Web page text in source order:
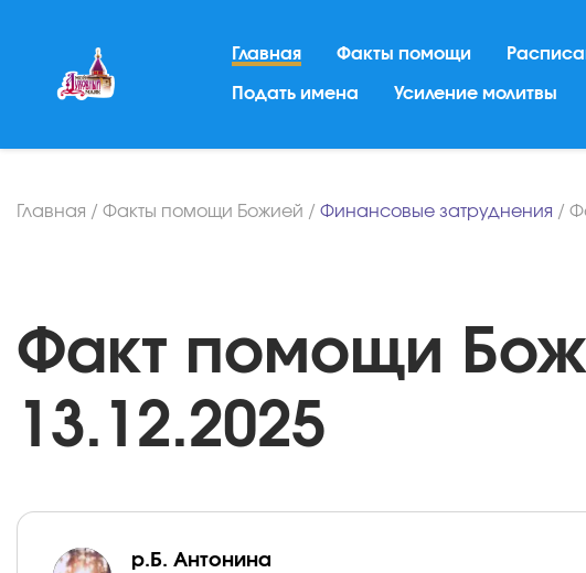
Главная Факты помощи
Подать имена Усиление молитвы
Главная / Факты помощи Божией / Финансовые затруднения /
Факт помощи
13.12.2025
р.Б. Антонина